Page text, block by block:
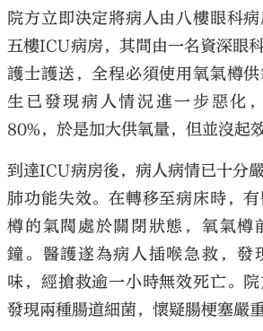
院方立即決定將病人由八樓眼科
五樓ICU病房，其間由一名資深眼
護士護送，全程必須使用氧氣樽
生已發現病人情況進一步惡化
80%，於是加大供氧量，但並沒起效
到達ICU病房後，病人病情已十分
肺功能失效。在轉移至病床時，
樽的氣閥處於關閉狀態，氧氣樽
鐘。醫護遂為病人插喉急救，發
味，經搶救逾一小時無效死亡。
發現兩種腸道細菌，懷疑腸梗塞嚴